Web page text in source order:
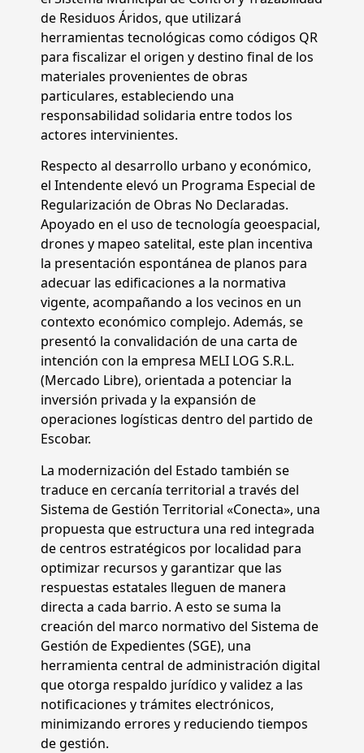
de Residuos Áridos, que utilizará
herramientas tecnológicas como códigos QR
para fiscalizar el origen y destino final de los
materiales provenientes de obras
particulares, estableciendo una
responsabilidad solidaria entre todos los
actores intervinientes.
Respecto al desarrollo urbano y económico,
el Intendente elevó un Programa Especial de
Regularización de Obras No Declaradas.
Apoyado en el uso de tecnología geoespacial,
drones y mapeo satelital, este plan incentiva
la presentación espontánea de planos para
adecuar las edificaciones a la normativa
vigente, acompañando a los vecinos en un
contexto económico complejo. Además, se
presentó la convalidación de una carta de
intención con la empresa MELI LOG S.R.L.
(Mercado Libre), orientada a potenciar la
inversión privada y la expansión de
operaciones logísticas dentro del partido de
Escobar.
La modernización del Estado también se
traduce en cercanía territorial a través del
Sistema de Gestión Territorial «Conecta», una
propuesta que estructura una red integrada
de centros estratégicos por localidad para
optimizar recursos y garantizar que las
respuestas estatales lleguen de manera
directa a cada barrio. A esto se suma la
creación del marco normativo del Sistema de
Gestión de Expedientes (SGE), una
herramienta central de administración digital
que otorga respaldo jurídico y validez a las
notificaciones y trámites electrónicos,
minimizando errores y reduciendo tiempos
de gestión.